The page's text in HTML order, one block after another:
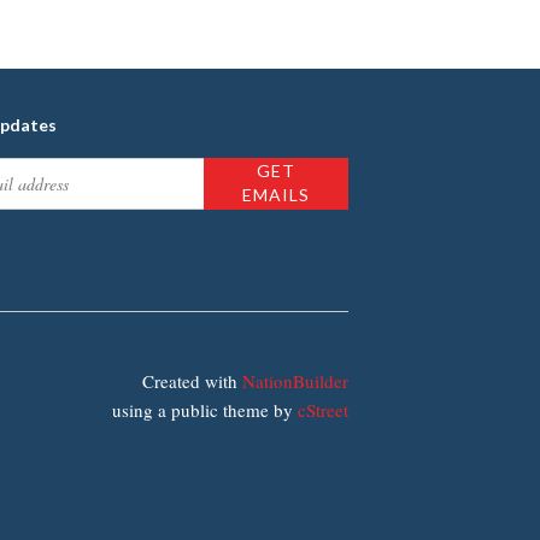
Created with NationBuilder
using a public theme by cStreet